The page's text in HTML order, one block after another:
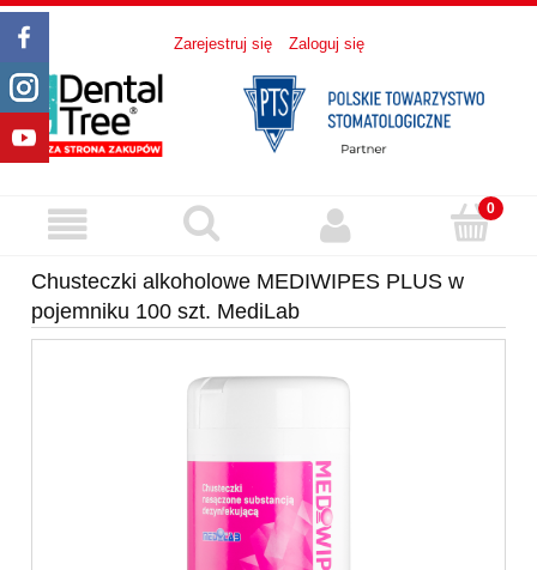
Zarejestruj się Zaloguj się
Chusteczki alkoholowe MEDIWIPES PLUS w
pojemniku 100 szt. MediLab